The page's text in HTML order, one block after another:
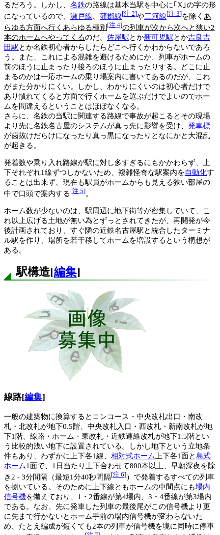
るだろう。しかし、 名鉄の路線は基本当駅を中心に｢X｣の字の形
になっているので、 瀬戸線 蒲郡線[注 2]や三河線[注 3]を除く あ
らゆる方面へ行くあらゆる種別 [注 4]の列車が次から次へと狭い2
本のホームへやってくるのだ。 佐屋駅とか新可児駅とか吉良吉
田駅とか名鉄初心者からしたらどこへ行くかわからないであろ
う。また、これによる混雑を避けるためにか、列車がホームの
前のほうに止まったり後ろのほうに止まったりする。どこに止
まるのかは一応ホームの乗り場案内に書いてあるのだが、これ
がまた分かりにくい。しかし、わかりにくいのは初心者だけで
あり慣れてくると方面で行くホームを選ぶだけでよいのでホー
ムを間違えるということはほぼなくなる。
さらに、名鉄の当駅に関連する路線で事故が起こるとその現場
より先に名鉄名古屋のシステムが真っ先に影響を受け、 発車標
が歯抜けだらけになったり真っ黒になったりとなにかと大混乱
が起きる。
発着数や乗り入れ路線が駅に対し多すぎるにもかかわらず、上
下それぞれ1線ずつしかないため、複雑怪奇な駅案内を自動化す
ることは出来ず、現在も駅員がホームからも見える狭い部屋の
中で口頭で案内する [注 5]。
ホーム数が少ないのは、駅周辺に地下街等が密集していて、こ
れ以上広げる土地が無い為とずっとされてきたが、再開発が今
後計画されており、すぐ隣の近鉄名古屋駅と統合したターミナ
ル駅を作り、場所を若干移してホームを増設するという構想が
ある。
駅構造[編集]
線路[編集]
一般の建築物に換算するとコンコース・中央改札出口・南改
札・北改札が地下0.5階、中央改札入口・西改札・新南改札が地
下1階、線路・ホーム・東改札・近鉄連絡改札が地下1.5階とい
う比較的浅い地下に設置されている。しかし地下という立地条
件もあり、わずかに上下各1線、 相対式ホーム 上下各1面と島式
ホーム1面で、1日当たり上下合わせて800本以上、早朝深夜を除
き2 - 3分間隔（最短1分40秒間隔[注 6]）で発着するすべての列車
を捌いている。そのために上下線ともホームの中間点にも場内
信号機を備えており、1・2番線が第4場内、3・4番線が第3場内
である。なお、先に発車した列車の最後尾がこの信号機より更
に先まで行かないとホーム手前の場内信号機が変わらないた
め、たとえ編成が短くても2本の列車が信号機を境に同時に停車